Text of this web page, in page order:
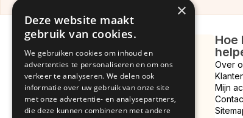
Hulp bij ontwerp?
Bekijk onze kant en klare
spandoek ontwerpen
Hoe
Over
Mijn
×
Deze website maakt
gebruik van cookies.
We gebruiken cookies om inhoud en
advertenties te personaliseren en om ons
verkeer te analyseren. We delen ook
informatie over uw gebruik van onze site
met onze advertentie- en analysepartners,
die deze kunnen combineren met andere